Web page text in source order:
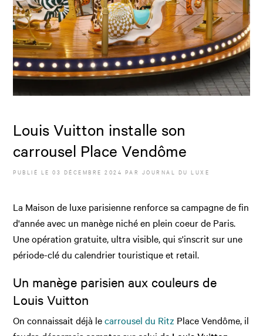
Louis Vuitton installe son
carrousel Place Vendôme
PUBLIÉ LE03 DÉCEMBRE 2024 PAR JOURNAL DU LUXE
La Maison de luxe parisienne renforce sa campagne de fin
d'année avec un manège niché en plein coeur de Paris.
Une opération gratuite, ultra visible, qui s'inscrit sur une
période-clé du calendrier touristique et retail.
Un manège parisien aux couleurs de
Louis Vuitton
On connaissait déjà lecarrousel du Ritz Place Vendôme, il